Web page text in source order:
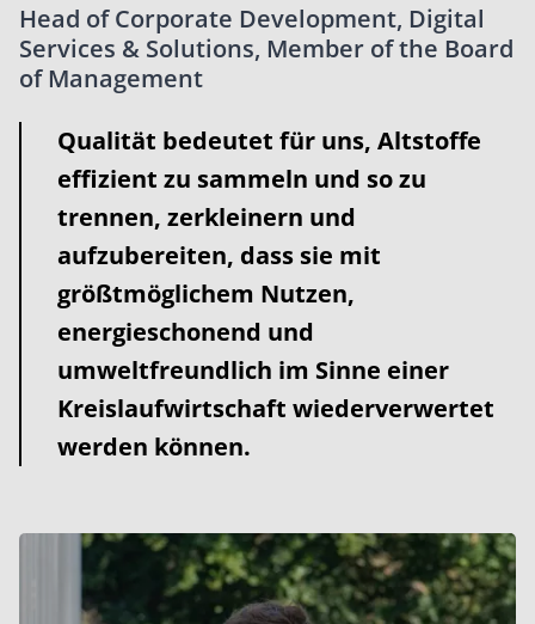
Head of Corporate Development, Digital
Services & Solutions, Member of the Board
of Management
Qualität bedeutet für uns, Altstoffe
effizient zu sammeln und so zu
trennen, zerkleinern und
aufzubereiten, dass sie mit
größtmöglichem Nutzen,
energieschonend und
umweltfreundlich im Sinne einer
Kreislaufwirtschaft wiederverwertet
werden können.